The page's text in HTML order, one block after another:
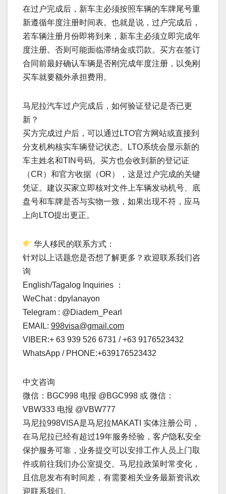
在过户完成后，新车主必须按照车辆的车牌尾号重
新遵循年度注册时间表。也就是说，过户完成后，
若车辆注册月份即将到来，新车主必须立即完成年
度注册。否则可能面临滞纳金或罚款。买方在签订
合同前最好确认车辆是否刚完成年度注册，以免刚
买车就要额外承担费用。
马尼拉汽车过户完成后，如何验证登记是否已更
新？
买方完成过户后，可以通过LTO官方网站或直接到
分支机构核实车辆登记状态。LTO系统会显示新的
车主姓名和TIN号码。买方也会收到新的登记证
（CR）和官方收据（OR），这是过户完成的关键
凭证。建议买家立即核对文件上车辆发动机号、底
盘号和车牌是否与实物一致，如果出现不符，应马
上向LTO提出更正。
华人移民的联系方式：
针对以上话题您是否想了解更多？欢迎联系我们咨
询
English/Tagalog Inquiries ：
WeChat : dpylanayon
Telegram : @Diadem_Pearl
EMAIL: 998visa@gmail.com
VIBER:+ 63 939 526 6731 / +63 9176523432
WhatsApp / PHONE:+639176523432
中文咨询
微信：BGC998 电报 @BGC998 或 微信：
VBW333 电报 @VBW777
马尼拉998VISA是马尼拉MAKATI 实体注册公司，
在马尼拉已经有超过19年服务经验，客户隐私安全
保护服务可靠，业务提交可以安排工作人员上门取
件或前往我们办公室提交。马尼拉政策时常变化，
且信息发布有时间差，有需要相关业务最新资讯欢
迎联系我们。